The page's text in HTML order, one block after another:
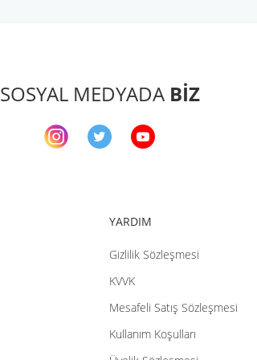
Gönder
SOSYAL MEDYADA BİZ
YARDIM
Gizlilik Sözleşmesi
KVVK
Mesafeli Satış Sözleşmesi
Kullanım Koşulları